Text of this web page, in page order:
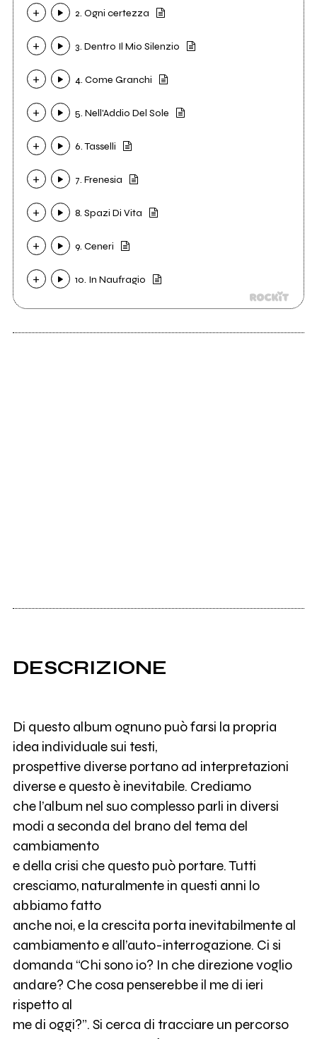
2. Ogni certezza
3. Dentro Il Mio Silenzio
4. Come Granchi
5. Nell'Addio Del Sole
6. Tasselli
7. Frenesia
8. Spazi Di Vita
9. Ceneri
10. In Naufragio
DESCRIZIONE
Di questo album ognuno può farsi la propria
idea individuale sui testi,
prospettive diverse portano ad interpretazioni
diverse e questo è inevitabile. Crediamo
che l’album nel suo complesso parli in diversi
modi a seconda del brano del tema del
cambiamento
e della crisi che questo può portare. Tutti
cresciamo, naturalmente in questi anni lo
abbiamo fatto
anche noi, e la crescita porta inevitabilmente al
cambiamento e all’auto-interrogazione. Ci si
domanda “Chi sono io? In che direzione voglio
andare? Che cosa penserebbe il me di ieri
rispetto al
me di oggi?”. Si cerca di tracciare un percorso